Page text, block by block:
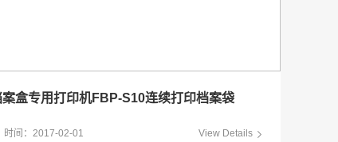
案盒专用打印机FBP-S10连续打印档案袋
时间：2017-02-01 View Details